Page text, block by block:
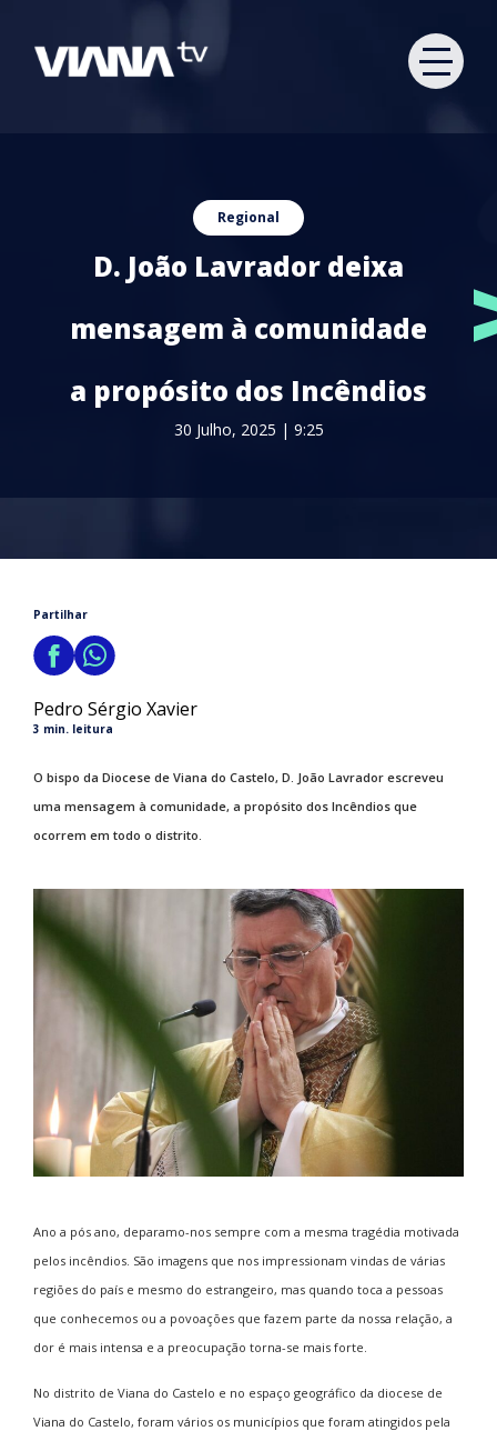
Regional
D. João Lavrador deixa
mensagem à comunidade
a propósito dos Incêndios
30 Julho, 2025 | 9:25
Partilhar
Pedro Sérgio Xavier
3 min. leitura
O bispo da Diocese de Viana do Castelo, D. João Lavrador escreveu
uma mensagem à comunidade, a propósito dos Incêndios que
ocorrem em todo o distrito.
Ano a pós ano, deparamo-nos sempre com a mesma tragédia motivada
pelos incêndios. São imagens que nos impressionam vindas de várias
regiões do país e mesmo do estrangeiro, mas quando toca a pessoas
que conhecemos ou a povoações que fazem parte da nossa relação, a
dor é mais intensa e a preocupação torna-se mais forte.
No distrito de Viana do Castelo e no espaço geográfico da diocese de
Viana do Castelo, foram vários os municípios que foram atingidos pela